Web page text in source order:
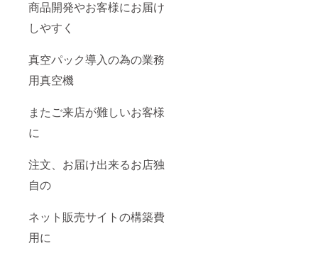
商品開発やお客様にお届け
しやすく
真空パック導入の為の業務
用真空機
またご来店が難しいお客様
に
注文、お届け出来るお店独
自の
ネット販売サイトの構築費
用に